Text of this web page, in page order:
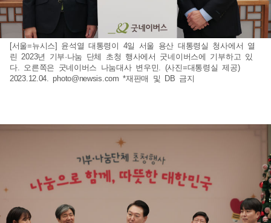
[서울=뉴시스] 윤석열 대통령이 4일 서울 용산 대통령실 청사에서 열
린 2023년 기부·나눔 단체 초청 행사에서 굿네이버스에 기부하고 있
다. 오른쪽은 굿네이버스 나눔대사 변우민. (사진=대통령실 제공)
2023.12.04.photo@newsis.com *재판매 및 DB 금지